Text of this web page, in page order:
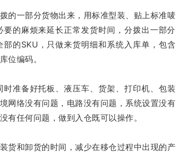
的一部分货物出来，用标准型装、贴上标准唛
的麻烦来延长正常发货时间，分拨出一部分
的SKU，只做来货明细和系统入库单，包含
位编码。
时准备好托板、液压车、货架、打印机、包装
网络没有问题，电路没有问题，系统设置没有
有任何问题，做到入仓既可以操作。
货和卸货的时间，减少在移仓过程中出现的产